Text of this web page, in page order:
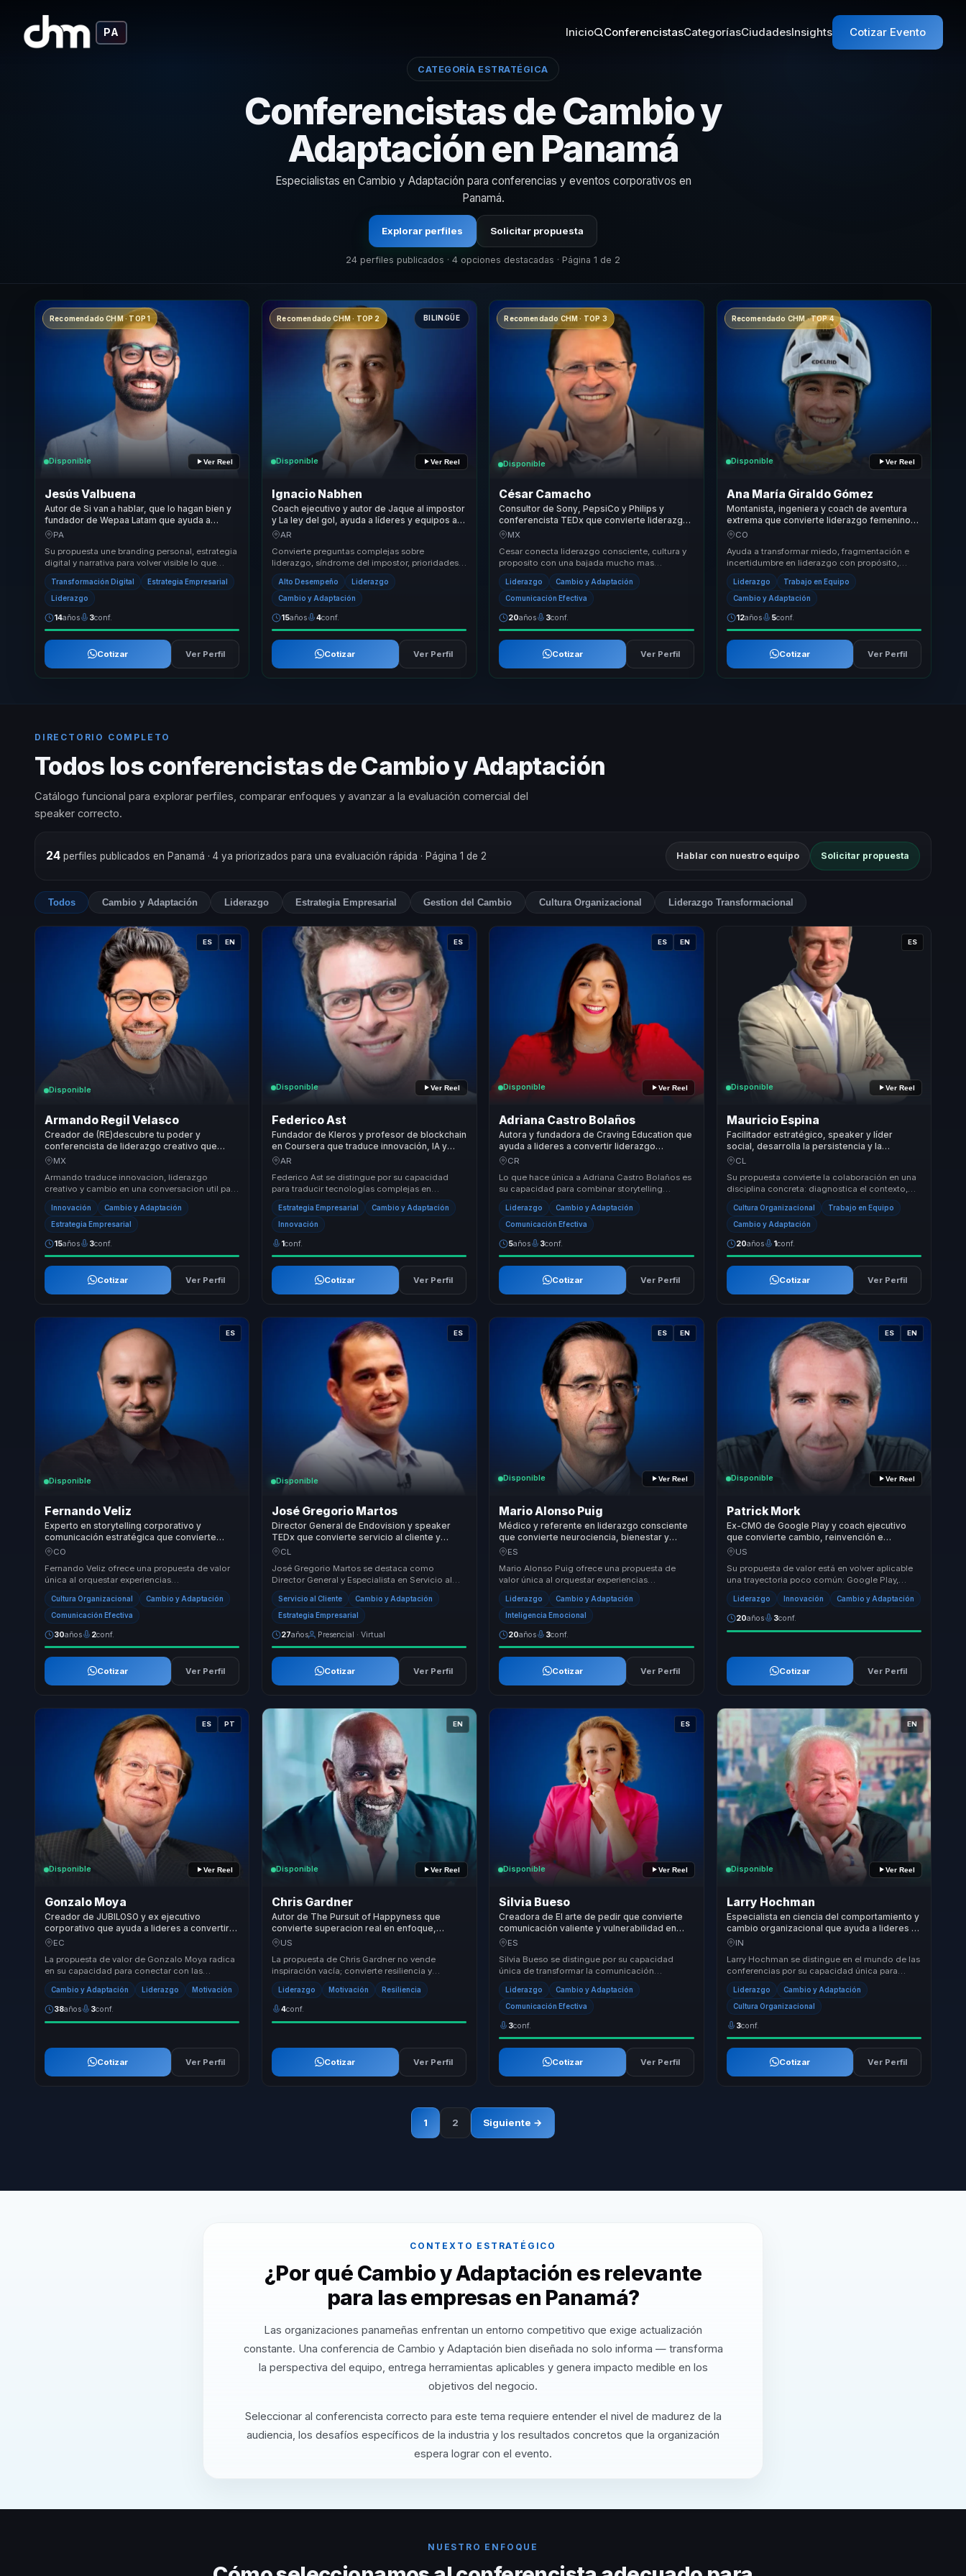
PA Inicio ConferencistasCategoríasCiudadesInsights Cotizar Evento
CATEGORÍA ESTRATÉGICA
Conferencistas de Cambio y
Adaptación en Panamá
Especialistas en Cambio y Adaptación para conferencias y eventos corporativos en
Panamá.
Explorar perfiles Solicitar propuesta
24 perfiles publicados · 4 opciones destacadas · Página 1 de 2
Recomendado CHM · TOP 1
Disponible Ver Reel
Jesús Valbuena
Autor de Si van a hablar, que lo hagan bien y
fundador de Wepaa Latam que ayuda a
expertos y lideres a convertir marca
PA
Su propuesta une branding personal, estrategia
digital y narrativa para volver visible lo que
realmente diferencia a una persona o una ma...
Transformación Digital Estrategia Empresarial
Liderazgo
14años 3conf.
Cotizar Ver Perfil
Recomendado CHM · TOP 2 BILINGÜE
Disponible Ver Reel
Ignacio Nabhen
Coach ejecutivo y autor de Jaque al impostor
y La ley del gol, ayuda a líderes y equipos a
ordenar prioridades, decidir mejor y avanzar
AR
Convierte preguntas complejas sobre
liderazgo, síndrome del impostor, prioridades,
incertidumbre y autoridad personal en
conversaciones c...
Alto Desempeño Liderazgo
Cambio y Adaptación
15años 4conf.
Cotizar Ver Perfil
Recomendado CHM · TOP 3
Disponible
César Camacho
Consultor de Sony, PepsiCo y Philips y
conferencista TEDx que convierte liderazgo
consciente y proposito en cultura y
MX
Cesar conecta liderazgo consciente, cultura y
proposito con una bajada mucho mas
ejecutable para organizaciones que quieren
fortalecer de...
Liderazgo Cambio y Adaptación
Comunicación Efectiva
20años 3conf.
Cotizar Ver Perfil
Recomendado CHM · TOP 4
Disponible Ver Reel
Ana María Giraldo Gómez
Montanista, ingeniera y coach de aventura
extrema que convierte liderazgo femenino
en claridad para equipos y mujeres lideres.
CO
Ayuda a transformar miedo, fragmentación e
incertidumbre en liderazgo con propósito,
empoderamiento y capacidad de avanzar paso
a paso ha...
Liderazgo Trabajo en Equipo
Cambio y Adaptación
12años 5conf.
Cotizar Ver Perfil
DIRECTORIO COMPLETO
Todos los conferencistas de Cambio y Adaptación
Catálogo funcional para explorar perfiles, comparar enfoques y avanzar a la evaluación comercial del
speaker correcto.
24perfiles publicados en Panamá · 4 ya priorizados para una evaluación rápida · Página 1 de 2 Hablar con nuestro equipo Solicitar propuesta
Todos Cambio y Adaptación Liderazgo Estrategia Empresarial Gestion del Cambio Cultura Organizacional Liderazgo Transformacional
ES EN
Disponible
Armando Regil Velasco
Creador de (RE)descubre tu poder y
conferencista de liderazgo creativo que
convierte innovacion disruptiva en accion
MX
Armando traduce innovacion, liderazgo
creativo y cambio en una conversacion util para
organizaciones que quieren preparar mejor a
sus equ...
Innovación Cambio y Adaptación
Estrategia Empresarial
15años 3conf.
Cotizar Ver Perfil
ES
Disponible Ver Reel
Federico Ast
Fundador de Kleros y profesor de blockchain
en Coursera que traduce innovación, IA y
arbitraje digital en mejores decisiones para
AR
Federico Ast se distingue por su capacidad
para traducir tecnologías complejas en
soluciones prácticas que las organizaciones
pueden impl...
Estrategia Empresarial Cambio y Adaptación
Innovación
1conf.
Cotizar Ver Perfil
ES EN
Disponible Ver Reel
Adriana Castro Bolaños
Autora y fundadora de Craving Education que
ayuda a lideres a convertir liderazgo
consciente y comunicacion interna en
CR
Lo que hace única a Adriana Castro Bolaños es
su capacidad para combinar storytelling
auténtico con metodologías prácticas,
ofreciendo un...
Liderazgo Cambio y Adaptación
Comunicación Efectiva
5años 3conf.
Cotizar Ver Perfil
ES
Disponible Ver Reel
Mauricio Espina
Facilitador estratégico, speaker y líder
social, desarrolla la persistencia y la
colaboración para superar desafíos
CL
Su propuesta convierte la colaboración en una
disciplina concreta: diagnostica el contexto,
facilita conversaciones útiles y ayuda a equi...
Cultura Organizacional Trabajo en Equipo
Cambio y Adaptación
20años 1conf.
Cotizar Ver Perfil
ES
Disponible
Fernando Veliz
Experto en storytelling corporativo y
comunicación estratégica que convierte
gestión del cambio en claridad, resiliencia y
CO
Fernando Veliz ofrece una propuesta de valor
única al orquestar experiencias
transformadoras para líderes, directivos y
responsables de e...
Cultura Organizacional Cambio y Adaptación
Comunicación Efectiva
30años 2conf.
Cotizar Ver Perfil
ES
Disponible
José Gregorio Martos
Director General de Endovision y speaker
TEDx que convierte servicio al cliente y
neurociencia aplicada en ventaja competitiva
CL
José Gregorio Martos se destaca como
Director General y Especialista en Servicio al
Cliente, siendo autor del libro 'El Paso Más
Pequeño'...
Servicio al Cliente Cambio y Adaptación
Estrategia Empresarial
27años Presencial · Virtual
Cotizar Ver Perfil
ES EN
Disponible Ver Reel
Mario Alonso Puig
Médico y referente en liderazgo consciente
que convierte neurociencia, bienestar y
propósito en cambio sostenible para líderes
ES
Mario Alonso Puig ofrece una propuesta de
valor única al orquestar experiencias
transformadoras para líderes, directivos y
responsables d...
Liderazgo Cambio y Adaptación
Inteligencia Emocional
20años 3conf.
Cotizar Ver Perfil
ES EN
Disponible Ver Reel
Patrick Mork
Ex-CMO de Google Play y coach ejecutivo
que convierte cambio, reinvención e
innovación en liderazgo más audaz, útil y
US
Su propuesta de valor está en volver aplicable
una trayectoria poco común: Google Play,
Silicon Valley, coaching ejecutivo y reinvención
...
Liderazgo Innovación Cambio y Adaptación
20años 3conf.
Cotizar Ver Perfil
ES PT
Disponible Ver Reel
Gonzalo Moya
Creador de JUBILOSO y ex ejecutivo
corporativo que ayuda a lideres a convertir
jubilacion y cambio personal en reinvencion,
EC
La propuesta de valor de Gonzalo Moya radica
en su capacidad para conectar con las
audiencias a través de su autenticidad y
sabiduría. Su...
Cambio y Adaptación Liderazgo Motivación
38años 3conf.
Cotizar Ver Perfil
EN
Disponible Ver Reel
Chris Gardner
Autor de The Pursuit of Happyness que
convierte superacion real en enfoque,
resiliencia y resultados para equipos bajo
US
La propuesta de Chris Gardner no vende
inspiración vacía; convierte resiliencia y
mentalidad de progreso en criterio útil para
momentos d...
Liderazgo Motivación Resiliencia
4conf.
Cotizar Ver Perfil
ES
Disponible Ver Reel
Silvia Bueso
Creadora de El arte de pedir que convierte
comunicación valiente y vulnerabilidad en
influencia, ventas y captación para líderes y
ES
Silvia Bueso se distingue por su capacidad
única de transformar la comunicación
organizacional a través de su método 'El arte
de pedir'. ...
Liderazgo Cambio y Adaptación
Comunicación Efectiva
3conf.
Cotizar Ver Perfil
EN
Disponible Ver Reel
Larry Hochman
Especialista en ciencia del comportamiento y
cambio organizacional que ayuda a lideres a
convertir cultura y talento en adaptabilidad y
IN
Larry Hochman se distingue en el mundo de las
conferencias por su capacidad única para
transformar culturas corporativas al integrar la
n...Liderazgo Cambio y Adaptación
Cultura Organizacional
3conf.
Cotizar Ver Perfil
1 2 Siguiente →
CONTEXTO ESTRATÉGICO
¿Por qué Cambio y Adaptación es relevante
para las empresas en Panamá?
Las organizaciones panameñas enfrentan un entorno competitivo que exige actualización
constante. Una conferencia de Cambio y Adaptación bien diseñada no solo informa — transforma
la perspectiva del equipo, entrega herramientas aplicables y genera impacto medible en los
objetivos del negocio.
Seleccionar al conferencista correcto para este tema requiere entender el nivel de madurez de la
audiencia, los desafíos específicos de la industria y los resultados concretos que la organización
espera lograr con el evento.
NUESTRO ENFOQUE